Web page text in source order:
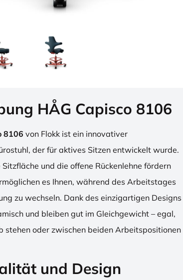
HÅG Capisco 8106
8106 von Flokk ist ein innovativer
der für aktives Sitzen entwickelt wurde.
und die offene Rückenlehne fördern
es Ihnen, während des Arbeitstages
zu wechseln. Dank des einzigartigen Designs
und bleiben gut im Gleichgewicht – egal,
stehen oder zwischen beiden Arbeitspositionen
und Design